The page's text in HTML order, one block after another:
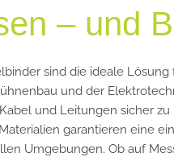
– und
sind die ideale
und der
und Leitungen sicher
garantieren eine
Umgebungen. Ob auf